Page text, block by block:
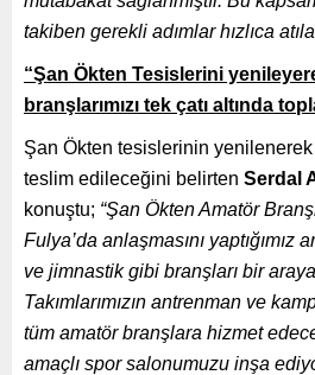
takiben gerekli adımlar hızlıca
“Şan Ökten Tesislerini
branşlarımızı tek çatı altında
Şan Ökten tesislerinin yenilenerek
teslim edileceğini belirten Serdal
konuştu; “Şan Ökten Amatör
Fulya’da anlaşmasını yaptığımız
ve jimnastik gibi branşları bir
Takımlarımızın antrenman ve
tüm amatör branşlara hizmet
amaçlı spor salonumuzu inşa